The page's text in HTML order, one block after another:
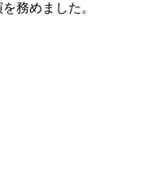
務めました。